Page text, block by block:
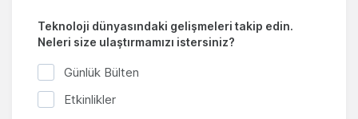
Teknoloji dünyasındaki gelişmeleri takip edin.
Neleri size ulaştırmamızı istersiniz?
Günlük Bülten
Etkinlikler